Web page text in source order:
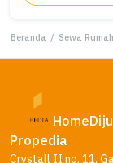
Beranda / Sewa Rumah
Home
Propedia